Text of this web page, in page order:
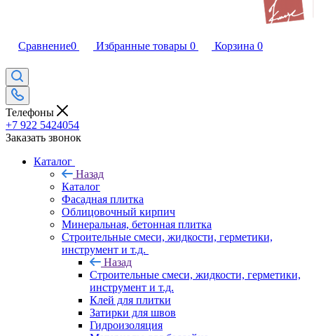
Сравнение0 Избранные товары 0 Корзина 0
Телефоны
+7 922 5424054
Заказать звонок
Каталог
Назад
Каталог
Фасадная плитка
Облицовочный кирпич
Минеральная, бетонная плитка
Строительные смеси, жидкости, герметики,
инструмент и т.д.
Назад
Строительные смеси, жидкости, герметики,
инструмент и т.д.
Клей для плитки
Затирки для швов
Гидроизоляция